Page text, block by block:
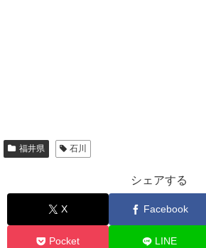
福井県 石川
シェアする
X Facebook
Pocket LINE